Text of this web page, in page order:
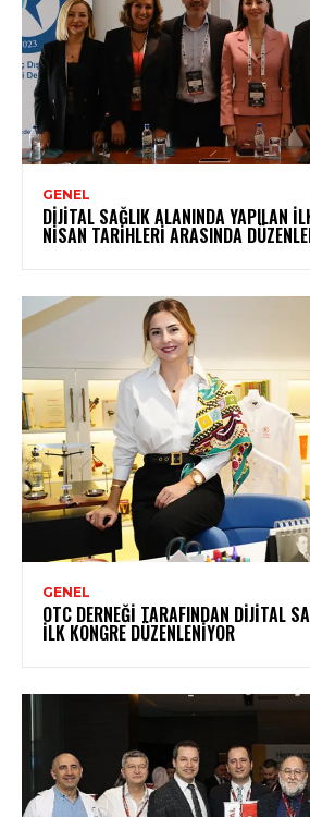
GENEL
DIJITAL SAĞLIK ALANINDA YAPILAN
NISAN TARIHLERI ARASINDA
GENEL
OTC DERNEĞI TARAFINDAN DIJITAL
İLK KONGRE DÜZENLENIYOR